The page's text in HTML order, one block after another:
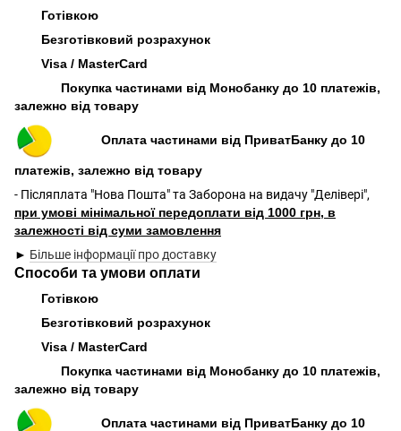
Готівкою
Безготівковий розрахунок
Visa / MasterCard
Покупка частинами від Монобанку до 10 платежів,
залежно від товару
Оплата частинами від ПриватБанку до 10
платежів, залежно від товару
- Післяплата "Нова Пошта" та Заборона на видачу "Делівері",
при умові мінімальної передоплати від 1000 грн, в
залежності від суми замовлення
► Більше інформації про доставку
Способи та умови оплати
Готівкою
Безготівковий розрахунок
Visa / MasterCard
Покупка частинами від Монобанку до 10 платежів,
залежно від товару
Оплата частинами від ПриватБанку до 10